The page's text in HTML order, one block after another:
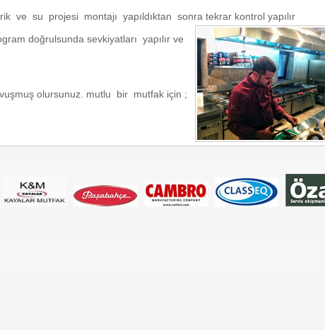
ve su projesi montajı yapıldıktan sonra tekrar kontrol yapılır
doğrulsunda sevkiyatları yapılır ve
olursunuz. mutlu bir mutfak için ;